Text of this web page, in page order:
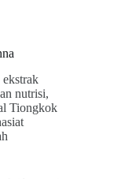
ekstrak
nutrisi,
Tiongkok